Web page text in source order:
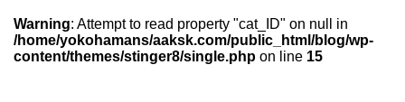
Warning: Attempt to read property "cat_ID" on null in
/home/yokohamans/aaksk.com/public_html/blog/wp-
content/themes/stinger8/single.php on line 15